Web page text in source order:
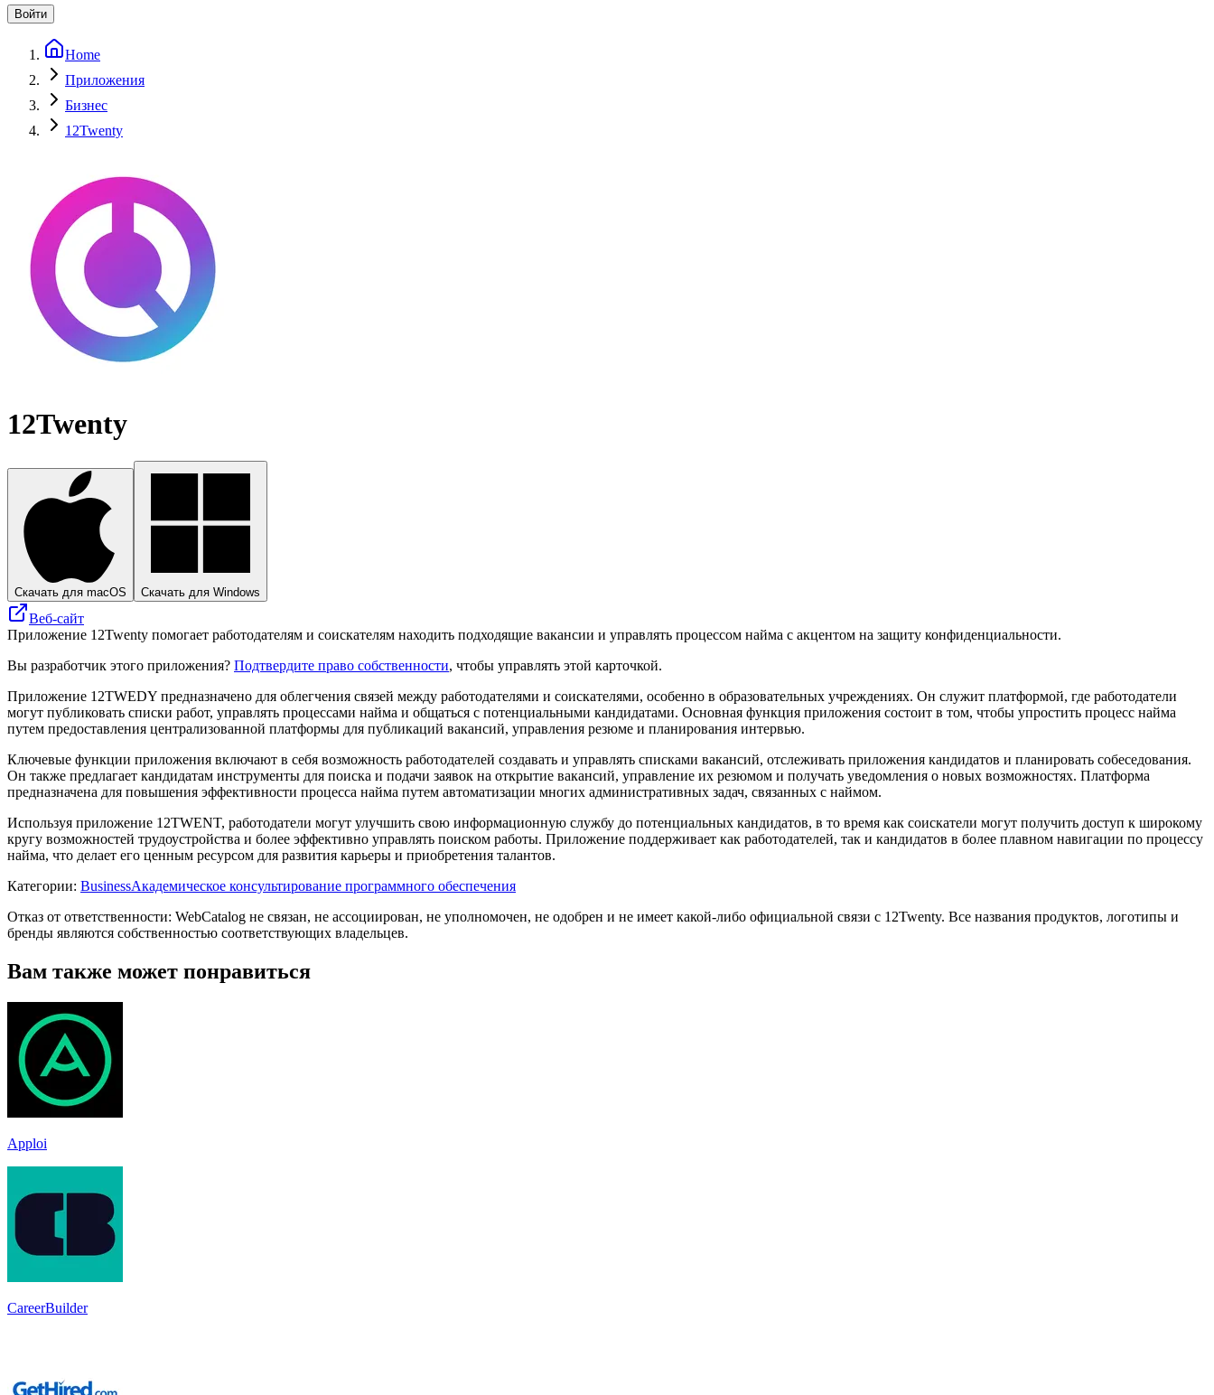
Войти
Home
Приложения
Бизнес
12Twenty
12Twenty
Скачать для macOS Скачать для Windows
Веб-сайт
Приложение 12Twenty помогает работодателям и соискателям находить подходящие вакансии и управлять процессом найма с акцентом на защиту конфиденциальности.
Вы разработчик этого приложения? Подтвердите право собственности, чтобы управлять этой карточкой.
Приложение 12TWEDY предназначено для облегчения связей между работодателями и соискателями, особенно в образовательных учреждениях. Он служит платформой, где работодатели
могут публиковать списки работ, управлять процессами найма и общаться с потенциальными кандидатами. Основная функция приложения состоит в том, чтобы упростить процесс найма
путем предоставления централизованной платформы для публикаций вакансий, управления резюме и планирования интервью.
Ключевые функции приложения включают в себя возможность работодателей создавать и управлять списками вакансий, отслеживать приложения кандидатов и планировать собеседования.
Он также предлагает кандидатам инструменты для поиска и подачи заявок на открытие вакансий, управление их резюмом и получать уведомления о новых возможностях. Платформа
предназначена для повышения эффективности процесса найма путем автоматизации многих административных задач, связанных с наймом.
Используя приложение 12TWENT, работодатели могут улучшить свою информационную службу до потенциальных кандидатов, в то время как соискатели могут получить доступ к широкому
кругу возможностей трудоустройства и более эффективно управлять поиском работы. Приложение поддерживает как работодателей, так и кандидатов в более плавном навигации по процессу
найма, что делает его ценным ресурсом для развития карьеры и приобретения талантов.
Категории: BusinessАкадемическое консультирование программного обеспечения
Отказ от ответственности: WebCatalog не связан, не ассоциирован, не уполномочен, не одобрен и не имеет какой-либо официальной связи с 12Twenty. Все названия продуктов, логотипы и
бренды являются собственностью соответствующих владельцев.
Вам также может понравиться
Apploi
CareerBuilder